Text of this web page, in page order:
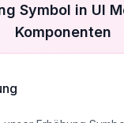
Symbol in UI
Komponenten